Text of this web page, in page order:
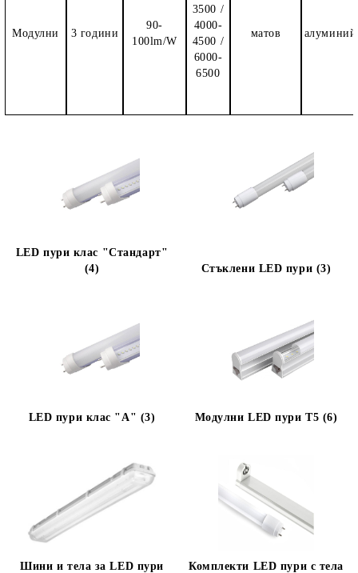
Модулни 3 години
90-
100lm/W
3500 /
4000-
4500 /
6000-
6500
матов алуминий
LED пури клас "Стандарт"
(4)
Стъклени LED пури (3)
LED пури клас "А" (3) Модулни LED пури T5 (6)
Шини и тела за LED пури
Комплекти LED пури с тела